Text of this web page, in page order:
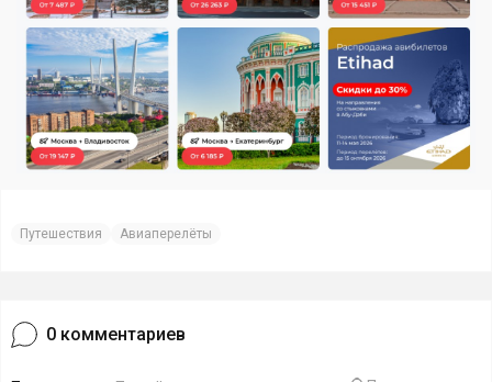
Путешествия Авиаперелёты
0 комментариев